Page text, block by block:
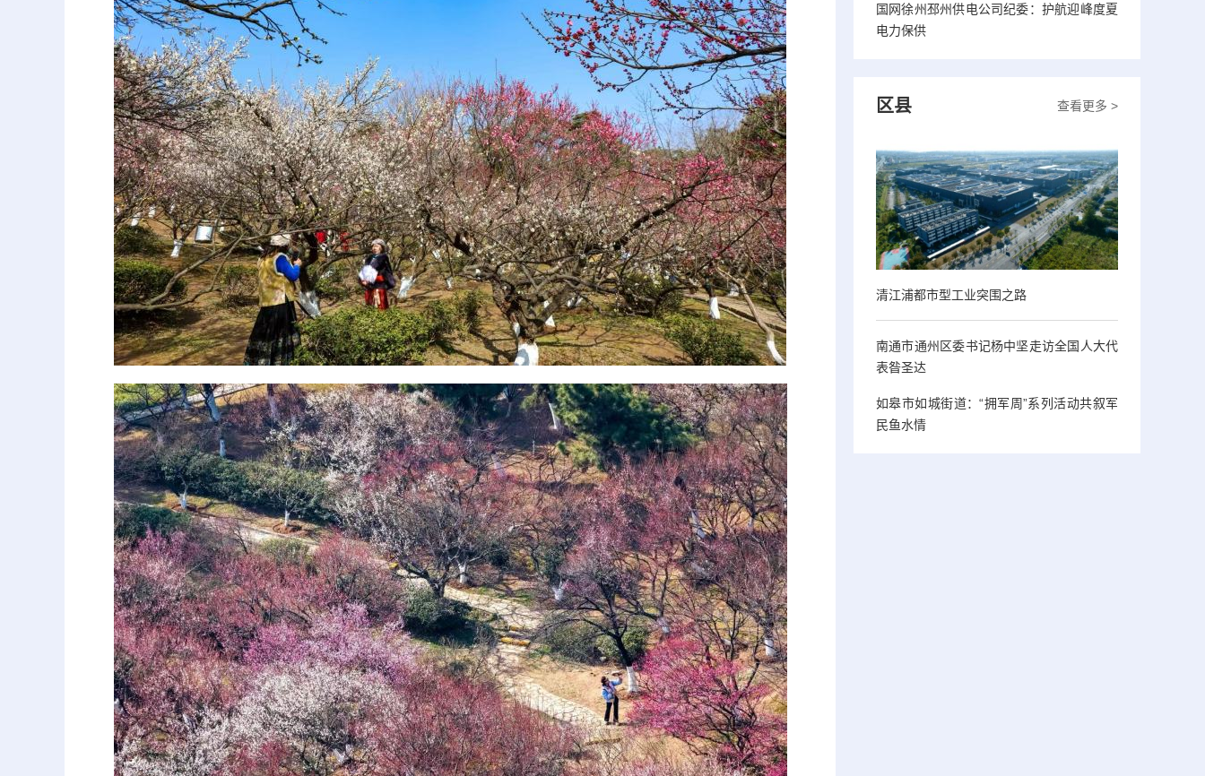
国网徐州邳州供电公司纪委：护航迎峰度夏
电力保供
查看更多 >
区县
清江浦都市型工业突围之路
南通市通州区委书记杨中坚走访全国人大代
表昝圣达
如皋市如城街道：“拥军周”系列活动共叙军
民鱼水情